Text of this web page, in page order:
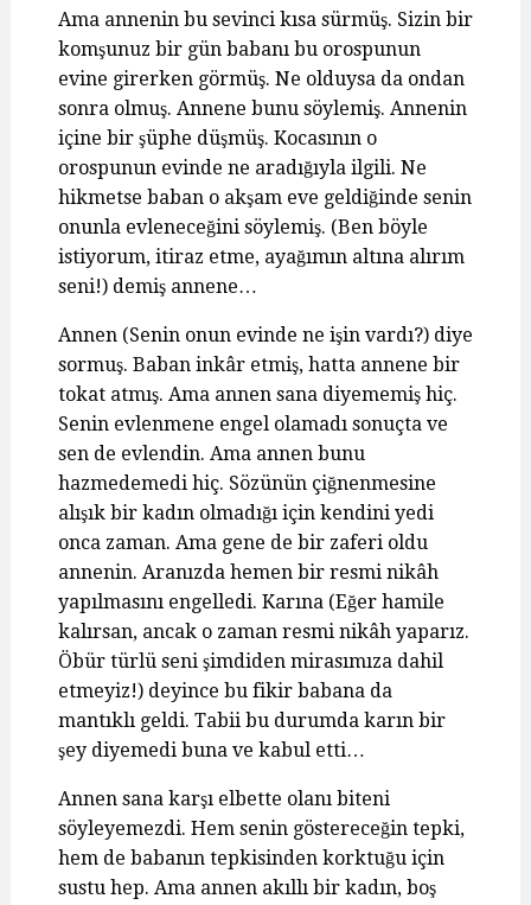
Ama annenin bu sevinci kısa sürmüş. Sizin bir
komşunuz bir gün babanı bu orospunun
evine girerken görmüş. Ne olduysa da ondan
sonra olmuş. Annene bunu söylemiş. Annenin
içine bir şüphe düşmüş. Kocasının o
orospunun evinde ne aradığıyla ilgili. Ne
hikmetse baban o akşam eve geldiğinde senin
onunla evleneceğini söylemiş. (Ben böyle
istiyorum, itiraz etme, ayağımın altına alırım
seni!) demiş annene…
Annen (Senin onun evinde ne işin vardı?) diye
sormuş. Baban inkâr etmiş, hatta annene bir
tokat atmış. Ama annen sana diyememiş hiç.
Senin evlenmene engel olamadı sonuçta ve
sen de evlendin. Ama annen bunu
hazmedemedi hiç. Sözünün çiğnenmesine
alışık bir kadın olmadığı için kendini yedi
onca zaman. Ama gene de bir zaferi oldu
annenin. Aranızda hemen bir resmi nikâh
yapılmasını engelledi. Karına (Eğer hamile
kalırsan, ancak o zaman resmi nikâh yaparız.
Öbür türlü seni şimdiden mirasımıza dahil
etmeyiz!) deyince bu fikir babana da
mantıklı geldi. Tabii bu durumda karın bir
şey diyemedi buna ve kabul etti…
Annen sana karşı elbette olanı biteni
söyleyemezdi. Hem senin göstereceğin tepki,
hem de babanın tepkisinden korktuğu için
sustu hep. Ama annen akıllı bir kadın, boş